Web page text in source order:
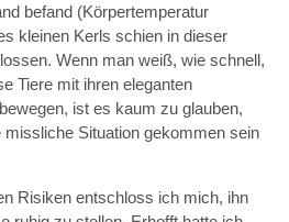
befand (Körpertemperatur
kleinen Kerls schien in dieser
Wenn man weiß, wie schnell,
Tiere mit ihren eleganten
ist es kaum zu glauben,
missliche Situation gekommen sein
Risiken entschloss ich mich, ihn